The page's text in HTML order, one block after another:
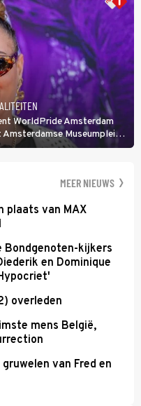
WorldPride Amsterdam
Museumplein.
In de jaren 90
MEER NIEUWS
plaats van MAX
Bondgenoten-kijkers
en Dominique
overleden
mens België,
van Fred en